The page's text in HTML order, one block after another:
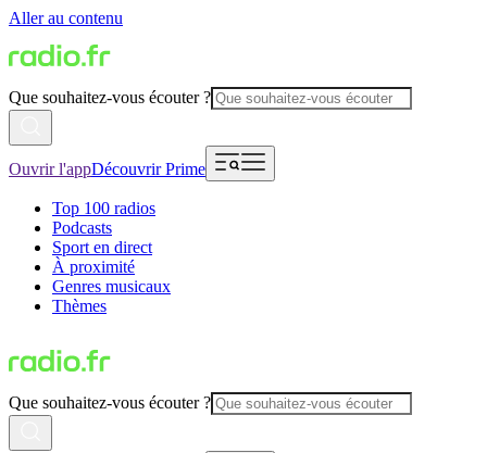
Aller au contenu
Que souhaitez-vous écouter ?
Ouvrir l'appDécouvrir Prime
Top 100 radios
Podcasts
Sport en direct
À proximité
Genres musicaux
Thèmes
Que souhaitez-vous écouter ?